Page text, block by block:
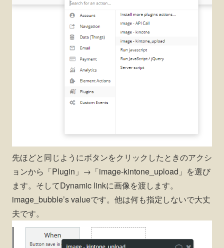
先ほどと同じようにボタンをクリックしたときのアクシ
ョンから「Plugin」→「image-kintone_upload」を選び
ます。そしてDynamic linkに画像を渡します。
image_bubble’s valueです。他は何も指定しないで大丈
夫です。